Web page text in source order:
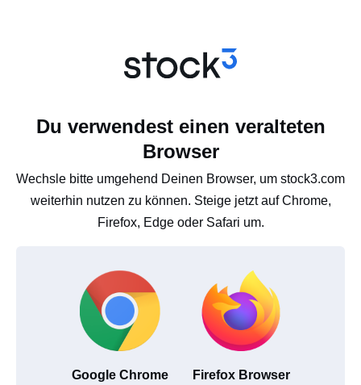
Du verwendest einen veralteten
Browser
Wechsle bitte umgehend Deinen Browser, um stock3.com
weiterhin nutzen zu können. Steige jetzt auf Chrome,
Firefox, Edge oder Safari um.
Google Chrome Firefox Browser